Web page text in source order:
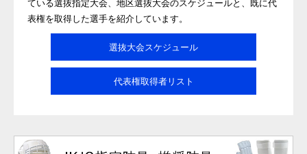
ている選抜指定大会、地区選抜大会のスケジュールと、既に代
表権を取得した選手を紹介しています。
選抜大会スケジュール
代表権取得者リスト